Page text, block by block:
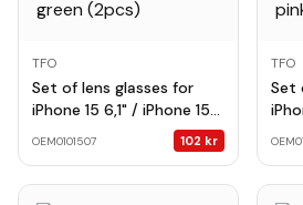
TFO
Set of lens glasses for
iPhone 15 6,1" / iPhone 15
Plus 6,7" green (2pcs)
OEM0101507 102 kr
TFO
Set